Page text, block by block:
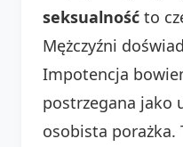
seksualność to
Mężczyźni
Impotencja
postrzegana jako
osobista porażka.